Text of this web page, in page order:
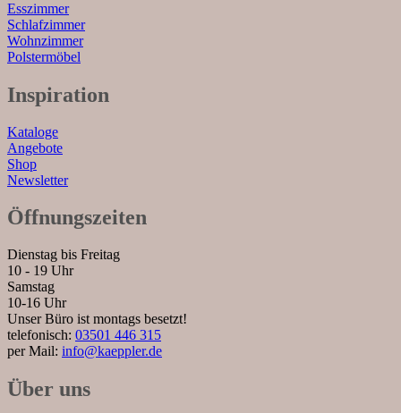
Esszimmer
Schlafzimmer
Wohnzimmer
Polstermöbel
Inspiration
Kataloge
Angebote
Shop
Newsletter
Öffnungszeiten
Dienstag bis Freitag
10 - 19 Uhr
Samstag
10-16 Uhr
Unser Büro ist montags besetzt!
telefonisch: 03501 446 315
per Mail: info@kaeppler.de
Über uns